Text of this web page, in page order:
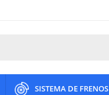
SISTEMA DE FRENOS